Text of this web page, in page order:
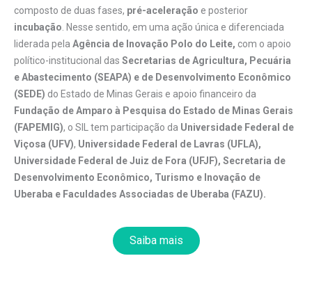
composto de duas fases, pré-aceleração e posterior
incubação . Nesse sentido, em uma ação única e diferenciada
liderada pela Agência de Inovação Polo do Leite, com o apoio
político-institucional das Secretarias de Agricultura, Pecuária
e Abastecimento (SEAPA) e de Desenvolvimento Econômico
(SEDE) do Estado de Minas Gerais e apoio financeiro da
Fundação de Amparo à Pesquisa do Estado de Minas Gerais
(FAPEMIG), o SIL tem participação da Universidade Federal de
Viçosa (UFV), Universidade Federal de Lavras (UFLA),
Universidade Federal de Juiz de Fora (UFJF), Secretaria de
Desenvolvimento Econômico, Turismo e Inovação de
Uberaba e Faculdades Associadas de Uberaba (FAZU).
Saiba mais